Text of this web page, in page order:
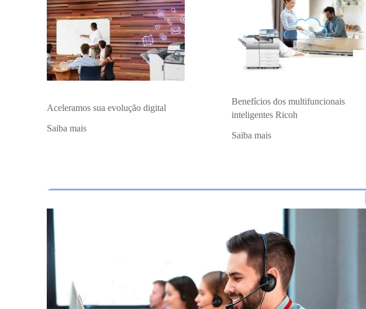
Aceleramos sua evolução digital
Saiba mais
Benefícios dos multifuncionais
inteligentes Ricoh
Saiba mais